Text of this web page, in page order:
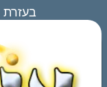
בעזרת